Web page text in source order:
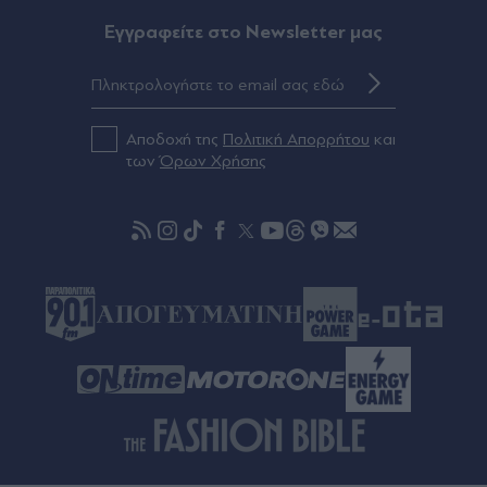
ημιλιπόθυμη κατάσταση", συγκλονίζει ο
21χρονος ναυαγοσώστης που έσωσε Ιταλίδα
Πριν 36 λεπτά
Ξεχάστε το κατσαβίδι: Το απλό εργαλείο που
Πριν 38 λεπτά
κόρη της και η αποκάλυψη - "Στην ίδια παραλία
έμαθα ότι ήμουν έγκυος" (Εικόνα)
Eγγραφείτε στο Newsletter μας
Αποδοχή της Πολιτική Απορρήτου και
τωνΌρων Χρήσης